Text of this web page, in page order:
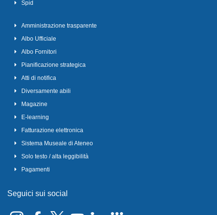
Spid
Amministrazione trasparente
Albo Ufficiale
Albo Fornitori
Pianificazione strategica
Atti di notifica
Diversamente abili
Magazine
E-learning
Fatturazione elettronica
Sistema Museale di Ateneo
Solo testo / alta leggibilità
Pagamenti
Seguici sui social